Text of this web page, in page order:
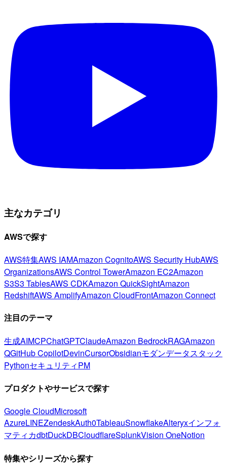
主なカテゴリ
AWSで探す
AWS特集AWS IAMAmazon CognitoAWS Security HubAWS
OrganizationsAWS Control TowerAmazon EC2Amazon
S3S3 TablesAWS CDKAmazon QuickSightAmazon
RedshiftAWS AmplifyAmazon CloudFrontAmazon Connect
注目のテーマ
生成AIMCPChatGPTClaudeAmazon BedrockRAGAmazon
QGitHub CopilotDevinCursorObsidianモダンデータスタック
PythonセキュリティPM
プロダクトやサービスで探す
Google CloudMicrosoft
AzureLINEZendeskAuth0TableauSnowflakeAlteryxインフォ
マティカdbtDuckDBCloudflareSplunkVision OneNotion
特集やシリーズから探す